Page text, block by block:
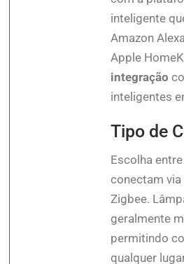
inteligente
Amazon
Apple
integração
inteligentes
Tipo de
Escolha
conectam via
Zigbee.
geralmente
permitindo
qualquer